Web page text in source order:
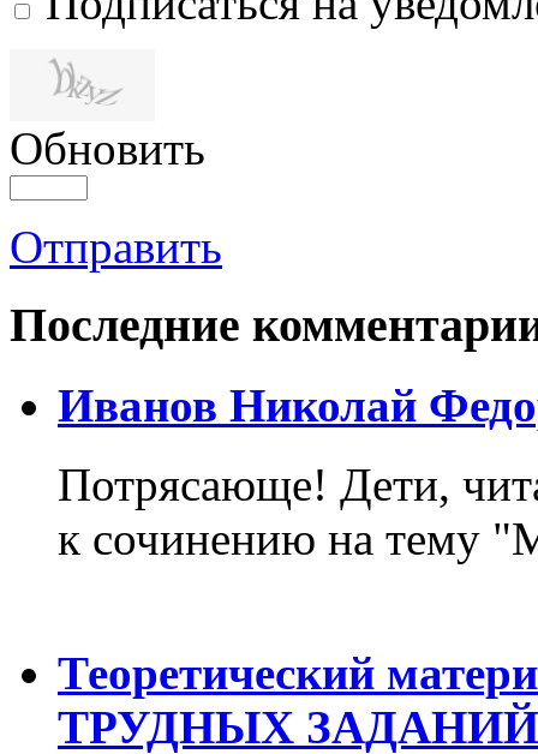
Обновить
Отправить
Последние
Иванов Николай
Потрясающе! Дети,
к сочинению на тему
Теоретический
ТРУДНЫХ